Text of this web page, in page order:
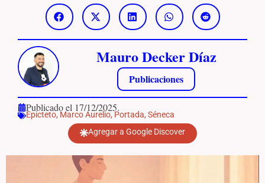
Mauro Decker Díaz
Publicaciones
Publicado el 17/12/2025.
Epicteto, Marco Aurelio, Portada, Séneca
Agregar a Google Discover